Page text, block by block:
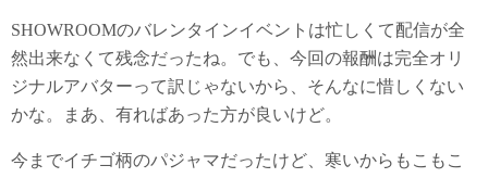
SHOWROOMのバレンタインイベントは忙しくて配信が全
然出来なくて残念だったね。でも、今回の報酬は完全オリ
ジナルアバターって訳じゃないから、そんなに惜しくない
かな。まあ、有ればあった方が良いけど。
今までイチゴ柄のパジャマだったけど、寒いからもこもこ